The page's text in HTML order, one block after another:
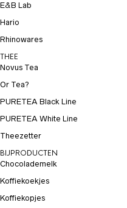
E&B Lab
Hario
Rhinowares
THEE
Novus Tea
Or Tea?
PURETEA Black Line
PURETEA White Line
Theezetter
BIJPRODUCTEN
Chocolademelk
Koffiekoekjes
Koffiekopjes